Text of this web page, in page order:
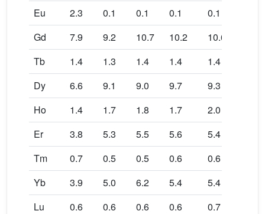
Eu 2.3 0.1 0.1 0.1 0.1
Gd
7.9 9.2 10.7 10.2 10.6
Tb
1.4 1.3 1.4 1.4 1.4
Dy
6.6 9.1 9.0 9.7 9.3
Ho
1.4 1.7 1.8 1.7 2.0
Er
3.8 5.3 5.5 5.6 5.4
Tm
0.7 0.5 0.5 0.6 0.6
Yb
3.9 5.0 6.2 5.4 5.4
Lu
0.6 0.6 0.6 0.6 0.7